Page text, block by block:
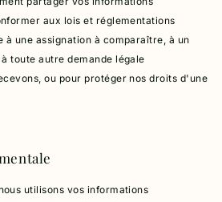
aux lois et réglementations
à une assignation à comparaître, à un
toute autre demande légale
ou pour protéger nos droits d'une
utilisons vos informations